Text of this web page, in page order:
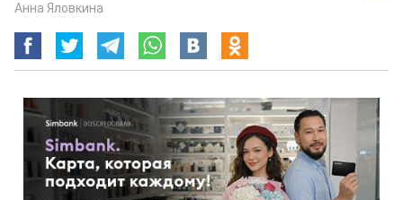
Анна Яловкина